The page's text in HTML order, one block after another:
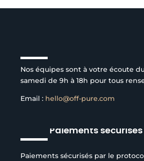
Nos équipes sont à votre écoute
samedi de 9h à 18h pour tous
Email : hello@off-pure.com
Paiements sécurisés
Paiements sécurisés par le